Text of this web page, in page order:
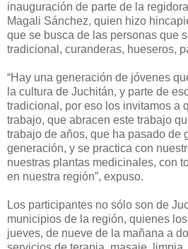
inauguración de parte de la
Magali Sánchez, quien hizo
que se busca de las personas que
tradicional, curanderas, hueseros,
“Hay una generación de jóvenes
la cultura de Juchitán, y parte de
tradicional, por eso los invitamos a
trabajo, que abracen este trabajo
trabajo de años, que ha pasado de
generación, y se practica con
nuestras plantas medicinales, con
en nuestra región”, expuso.
Los participantes no sólo son de
municipios de la región, quienes
jueves, de nueve de la mañana a